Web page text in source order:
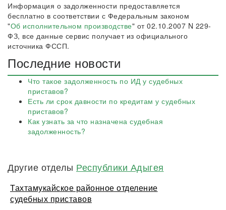
Информация о задолженности предоставляется
бесплатно в соответствии с Федеральным законом
"Об исполнительном производстве" от 02.10.2007 N 229-
ФЗ, все данные сервис получает из официального
источника ФССП.
Последние новости
Что такое задолженность по ИД у судебных
приставов?
Есть ли срок давности по кредитам у судебных
приставов?
Как узнать за что назначена судебная
задолженность?
Другие отделы Республики Адыгея
Тахтамукайское районное отделение
судебных приставов